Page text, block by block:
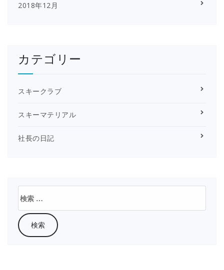
2018年12月
カテゴリー
スキークラブ
スキーマテリアル
社長の日記
索: